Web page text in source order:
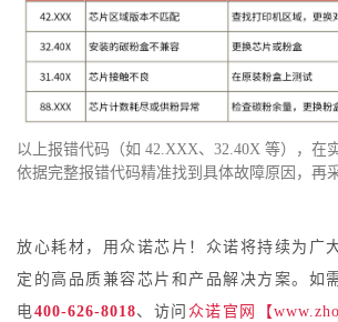
以上报错代码（如 42.XXX、32.40X 等），在
依据完整报错代码精准找到具体故障原因，再
放心耗材，用众诺芯片！ 众诺将持续为广
定的高品质兼容芯片和产品解决方案。如
电400-626-8018、 访问 众诺官网 【www